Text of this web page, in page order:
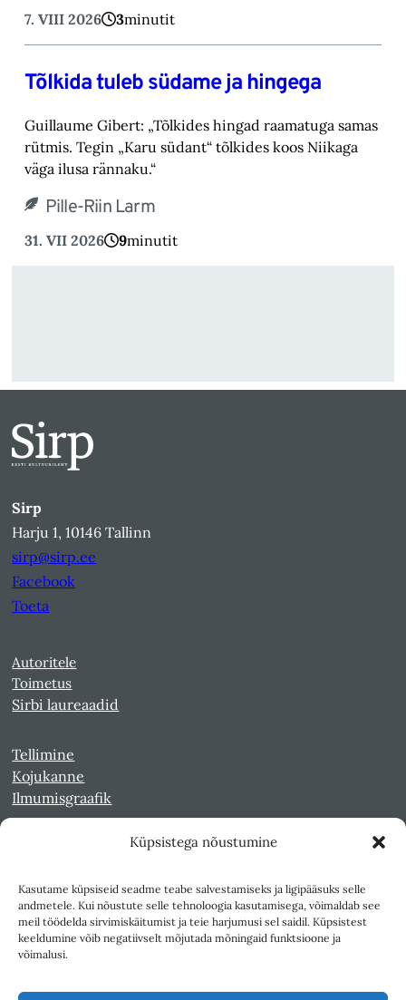
Küpsistega nõustumine
Kasutame küpsiseid seadme teabe salvestamiseks ja ligipääsuks selle
andmetele. Kui nõustute selle tehnoloogia kasutamisega, võimaldab see
meil töödelda sirvimiskäitumist ja teie harjumusi sel saidil. Küpsistest
keeldumine võib negatiivselt mõjutada mõningaid funktsioone ja
võimalusi.
7. VIII 2026 3minutit
Tõlkida tuleb südame ja hingega
Guillaume Gibert: „Tõlkides hingad raamatuga samas
rütmis. Tegin „Karu südant“ tõlkides koos Niikaga
väga ilusa rännaku.“
Pille-Riin Larm
31. VII 2026 9minutit
Sirp
Harju 1, 10146 Tallinn
sirp@sirp.ee
Facebook
Toeta
Autoritele
Toimetus
Sirbi laureaadid
Tellimine
Kojukanne
Ilmumisgraafik
Kultuurileht 1994-1997
Reede 1989-1990
Sirp ja Vasar 1940-1989